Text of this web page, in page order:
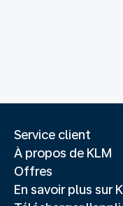
Service client
À propos de KLM
Offres
En savoir plus sur